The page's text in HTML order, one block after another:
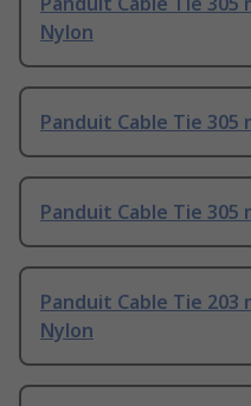
Nylon
Panduit Cable Tie 305
Panduit Cable Tie 305
Panduit Cable Tie 203
Nylon